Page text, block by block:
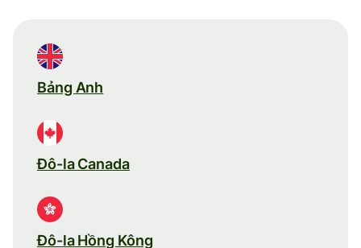
Bảng Anh
Đô-la Canada
Đô-la Hồng Kông